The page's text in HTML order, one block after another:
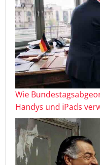
Wie
Handys und iPads